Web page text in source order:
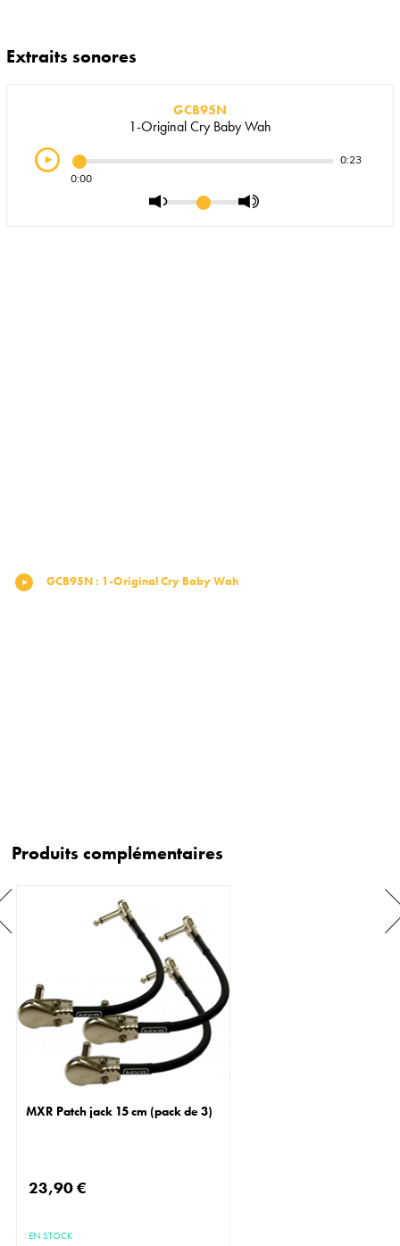
Extraits sonores
GCB95N
1-Original Cry Baby Wah
0:00
0:23
GCB95N: 1-Original Cry Baby Wah
Produits complémentaires
MXR Patch jack 15 cm (pack de 3)
23,90 €
EN STOCK